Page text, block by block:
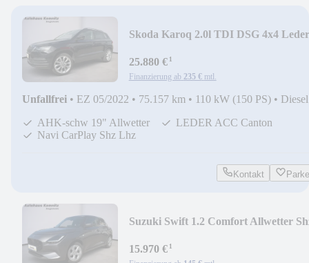
Skoda Karoq 2.0l TDI DSG 4x4 Leder
25.880 €¹
Finanzierung ab 235 € mtl.
Unfallfrei • EZ 05/2022 • 75.157 km • 110 kW (150 PS) • Diesel
AHK-schw 19" Allwetter
LEDER ACC Canton
Navi CarPlay Shz Lhz
Kontakt
Suzuki Swift 1.2 Comfort Allwetter
15.970 €¹